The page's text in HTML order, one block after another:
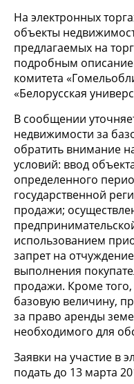
На электронных
объекты
предлагаемых на
подробным
комитета
«Белорусская
В сообщении
недвижимости за
обратить внимание
условий: ввод
определенного
государственной
продажи;
использованием
запрет на
выполнения
продажи. Кроме
базовую величину,
за право аренды
необходимого для
Заявки на участие в
подать до 13 марта